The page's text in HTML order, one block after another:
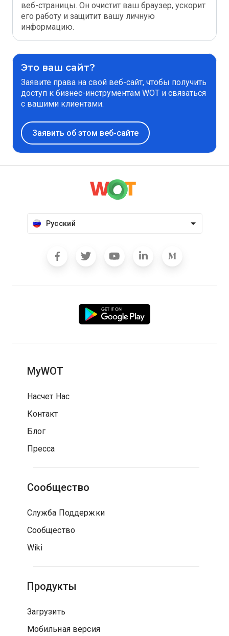
веб-страницы. Он очистит ваш браузер, ускорит
его работу и защитит вашу личную
информацию.
Это ваш сайт?
Заявите права на свой веб-сайт, чтобы получить
доступ к бизнес-инструментам WOT и связаться
с вашими клиентами.
Заявить об этом веб-сайте
Русский
MyWOT
Насчет Нас
Контакт
Блог
Пресса
Сообщество
Служба Поддержки
Сообщество
Wiki
Продукты
Загрузить
Мобильная версия